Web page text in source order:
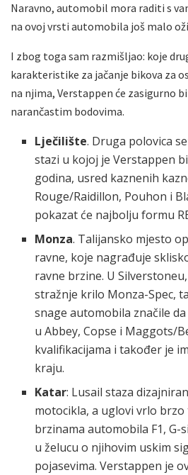
Naravno, automobil mora raditi s
na ovoj vrsti automobila još malo
I zbog toga sam razmišljao: koje
karakteristike za jačanje bikova za
na njima, Verstappen će zasigurno
narančastim bodovima.
Lječilište. Druga polovica
stazi u kojoj je Verstappen
godina, usred kaznenih
Rouge/Raidillon, Pouhon i
pokazat će najbolju formu
Monza. Talijansko mjesto
ravne, koje nagrađuje
ravne brzine. U
stražnje krilo Monza-Spec,
snage automobila značile
u Abbey, Copse i Maggots/
kvalifikacijama i također je
kraju.
Katar: Lusail staza
motocikla, a uglovi vrlo
brzinama automobila F1, G-
u želucu o njihovim uskim
pojasevima. Verstappen je